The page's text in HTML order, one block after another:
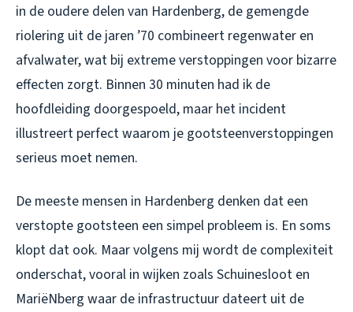
in de oudere delen van Hardenberg, de gemengde
riolering uit de jaren ’70 combineert regenwater en
afvalwater, wat bij extreme verstoppingen voor bizarre
effecten zorgt. Binnen 30 minuten had ik de
hoofdleiding doorgespoeld, maar het incident
illustreert perfect waarom je gootsteenverstoppingen
serieus moet nemen.
De meeste mensen in Hardenberg denken dat een
verstopte gootsteen een simpel probleem is. En soms
klopt dat ook. Maar volgens mij wordt de complexiteit
onderschat, vooral in wijken zoals Schuinesloot en
MariëNberg waar de infrastructuur dateert uit de